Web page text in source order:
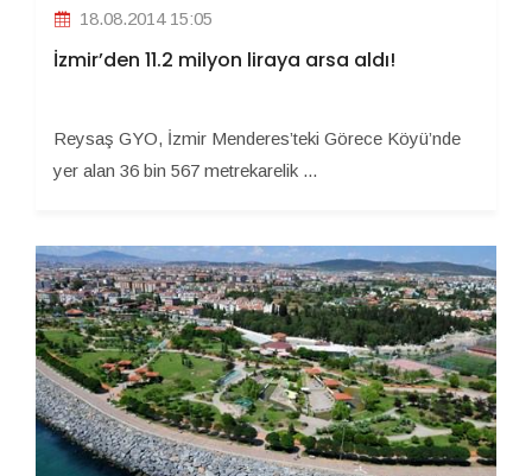
18.08.2014 15:05
İzmir’den 11.2 milyon liraya arsa aldı!
Reysaş GYO, İzmir Menderes’teki Görece Köyü’nde
yer alan 36 bin 567 metrekarelik ...